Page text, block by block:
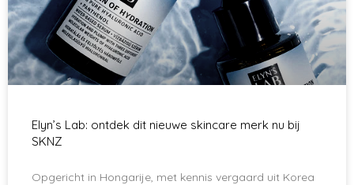
Elyn’s Lab: ontdek dit nieuwe skincare merk nu bij
SKNZ
Opgericht in Hongarije, met kennis vergaard uit Korea